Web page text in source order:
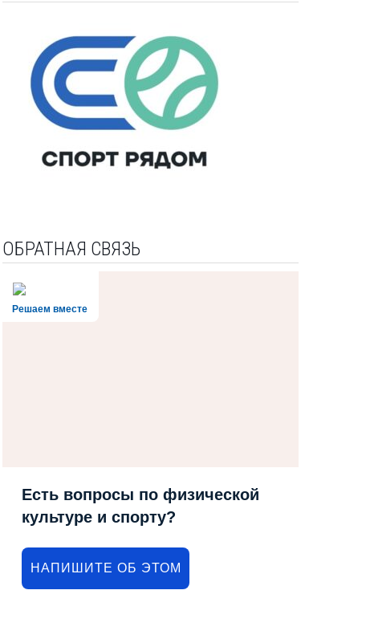
ОБРАТНАЯ СВЯЗЬ
Решаем вместе
Есть вопросы по физической
культуре и спорту?
НАПИШИТЕ ОБ ЭТОМ